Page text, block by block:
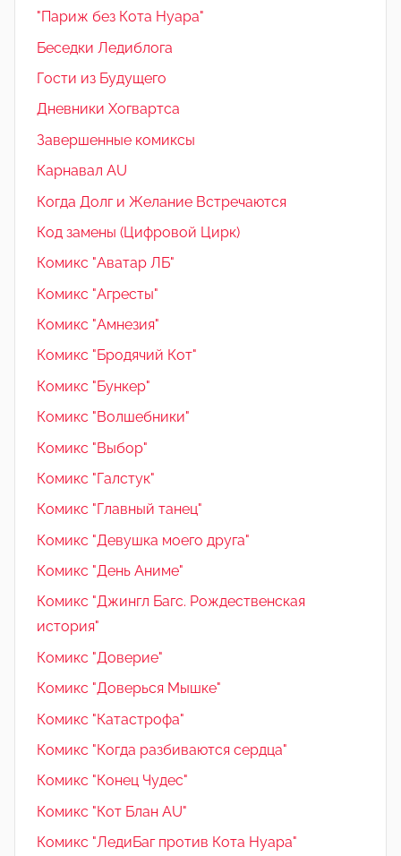
"Париж без Кота Нуара"
Беседки Ледиблога
Гости из Будущего
Дневники Хогвартса
Завершенные комиксы
Карнавал AU
Когда Долг и Желание Встречаются
Код замены (Цифровой Цирк)
Комикс "Аватар ЛБ"
Комикс "Агресты"
Комикс "Амнезия"
Комикс "Бродячий Кот"
Комикс "Бункер"
Комикс "Волшебники"
Комикс "Выбор"
Комикс "Галстук"
Комикс "Главный танец"
Комикс "Девушка моего друга"
Комикс "День Аниме"
Комикс "Джингл Багс. Рождественская
история"
Комикс "Доверие"
Комикс "Доверься Мышке"
Комикс "Катастрофа"
Комикс "Когда разбиваются сердца"
Комикс "Конец Чудес"
Комикс "Кот Блан AU"
Комикс "ЛедиБаг против Кота Нуара"